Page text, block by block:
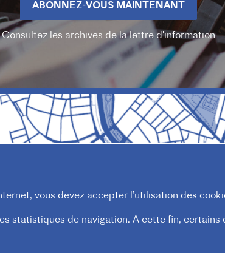
ABONNEZ-VOUS MAINTENANT
Consultez les archives de la lettre d'information
vous devez accepter l’utilisation des
statistiques de navigation. A cette fin,